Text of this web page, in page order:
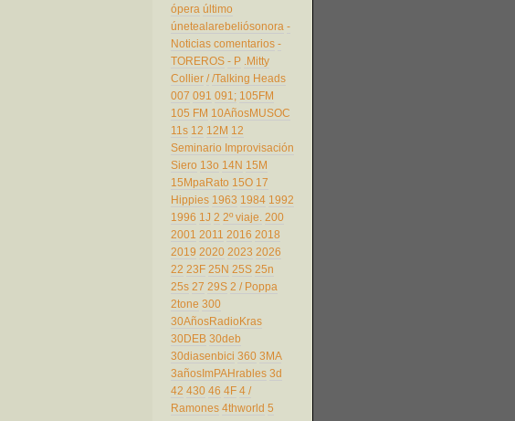
ópera último
únetealarebeliósonora -
Noticias comentarios -
TOREROS - P .Mitty
Collier / /Talking Heads
007 091 091; 105FM
105 FM 10AñosMUSOC
11s 12 12M 12
Seminario Improvisación
Siero 13o 14N 15M
15MpaRato 15O 17
Hippies 1963 1984 1992
1996 1J 2 2º viaje. 200
2001 2011 2016 2018
2019 2020 2023 2026
22 23F 25N 25S 25n
25s 27 29S 2 / Poppa
2tone 300
30AñosRadioKras
30DEB 30deb
30diasenbici 360 3MA
3añosImPAHrables 3d
42 430 46 4F 4 /
Ramones 4thworld 5